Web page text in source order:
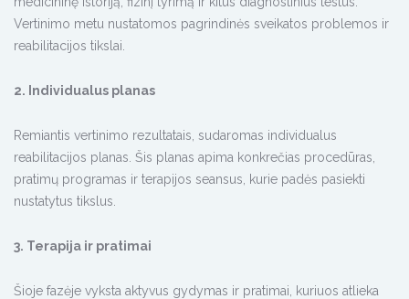
Vertinimo metu nustatomos pagrindinės sveikatos problemos ir
reabilitacijos tikslai.
2. Individualus planas
Remiantis vertinimo rezultatais, sudaromas individualus
reabilitacijos planas. Šis planas apima konkrečias procedūras,
pratimų programas ir terapijos seansus, kurie padės pasiekti
nustatytus tikslus.
3. Terapija ir pratimai
Šioje fazėje vyksta aktyvus gydymas ir pratimai, kuriuos atlieka